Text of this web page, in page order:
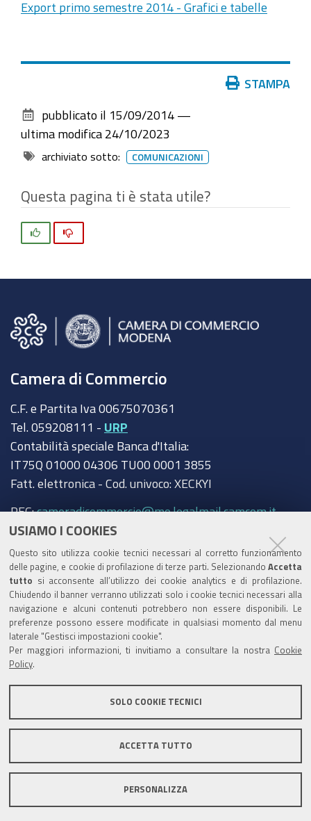
USIAMO I COOKIES
Questo sito utilizza cookie tecnici necessari al corretto funzionamento
delle pagine, e cookie di profilazione di terze parti. Selezionando Accetta
tutto si acconsente all’utilizzo dei cookie analytics e di profilazione.
Chiudendo il banner verranno utilizzati solo i cookie tecnici necessari alla
navigazione e alcuni contenuti potrebbero non essere disponibili. Le
preferenze possono essere modificate in qualsiasi momento dal menu
laterale "Gestisci impostazioni cookie".
Per maggiori informazioni, ti invitiamo a consultare la nostra Cookie
Policy
SOLO COOKIE TECNICI
ACCETTA TUTTO
PERSONALIZZA
Export primo semestre 2014 - Grafici e tabelle
documento
STAMPA
pubblicato il 15/09/2014 —
ultima modifica 24/10/2023
archiviato sotto: COMUNICAZIONI
Questa pagina ti è stata utile?
Camera di Commercio
C.F. e Partita Iva 00675070361
Tel. 059208111 - URP
Contabilità speciale Banca d'Italia:
IT75Q 01000 04306 TU00 0001 3855
Fatt. elettronica - Cod. univoco: XECKYI
PEC:cameradicommercio@mo.legalmail.camcom.it
Trasparenza
Amministrazione trasparente
Albo Camerale
Pubblicità Legale
Area riservata Amministratori
Informativa generale
Informative privacy
Accessibilità
Note legali
Informativa estesa sui cookie
Social media policy